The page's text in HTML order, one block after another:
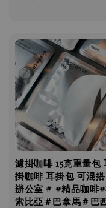
濾掛咖啡 ​​​​15克重量包
掛咖啡 耳掛包 可混
辦公室 # #精品咖啡
索比亞＃巴拿馬＃巴